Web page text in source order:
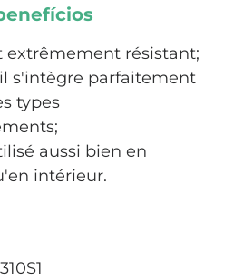
extrêmement résistant;
s'intègre parfaitement
types
aussi bien en
intérieur.